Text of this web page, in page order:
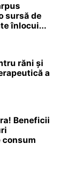
sursă de
înlocui...
răni și
a
Beneficii
consum